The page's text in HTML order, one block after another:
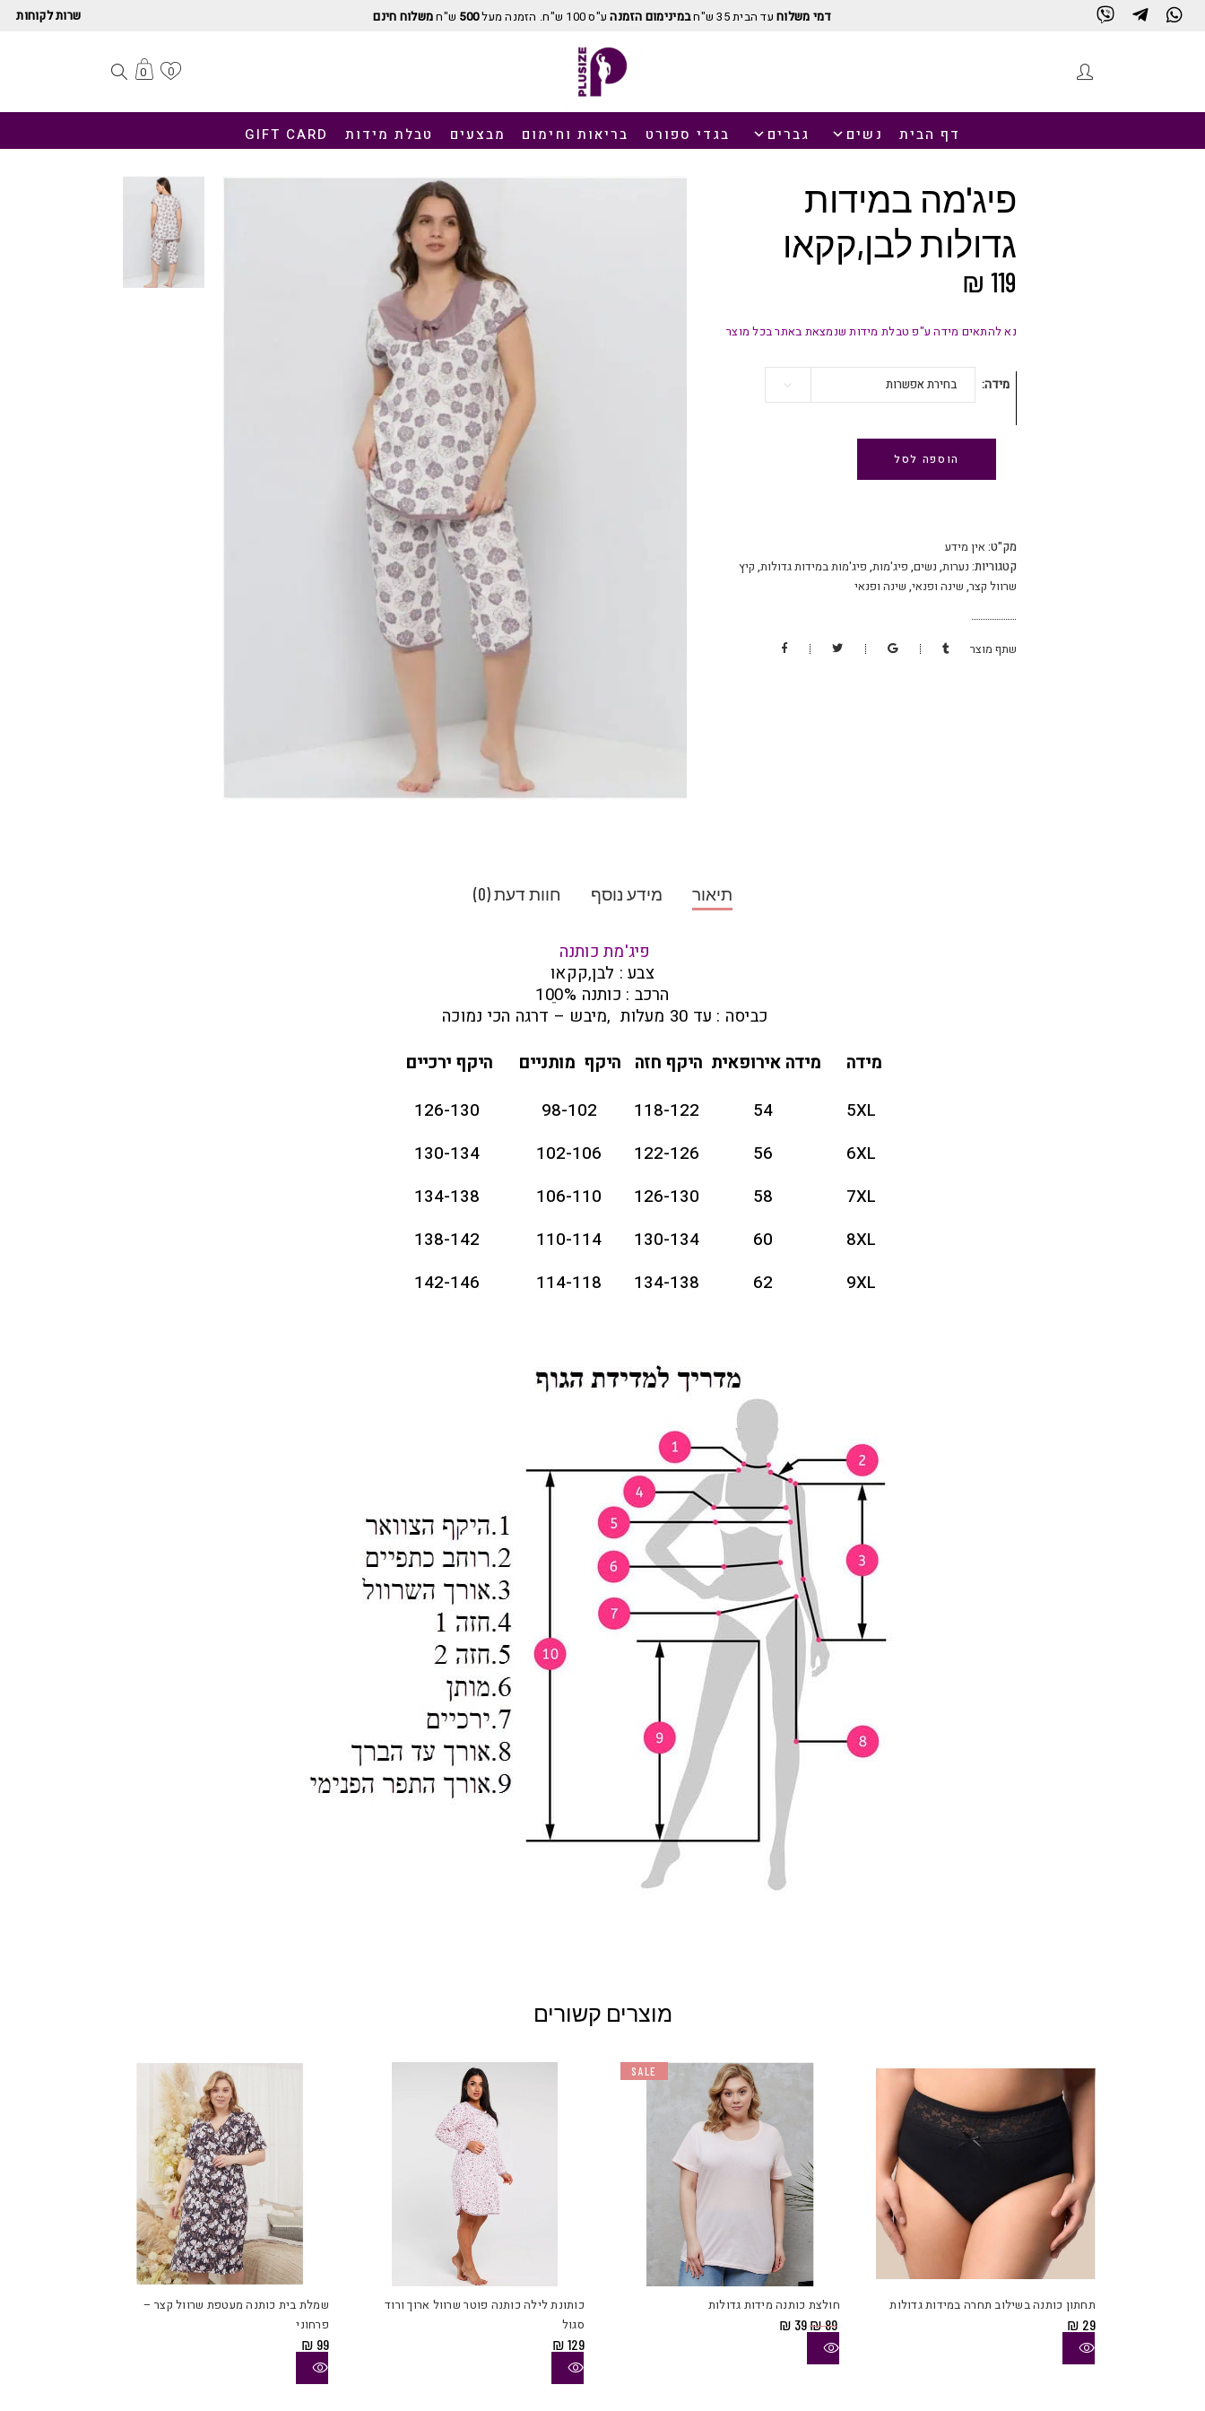
שרות לקוחות דמי משלוחעד הבית 35 ש"ח במינימום הזמנהע"ס 100 ש"ח. הזמנה מעל 500 ש"חמשלוח חינם
0 0
דף הבית נשים גברים בגדי ספורט בריאות וחימום מבצעים טבלת מידות GIFT CARD
חנות
פיג'מה במידות
גדולות לבן,קקאו
₪ 119
נא להתאים מידה ע"פ טבלת מידות שנמצאת באתר בכל מוצר
מידה בחירת אפשרות
הוספה לסל
מק"ט: אין מידע
קטגוריות: נערות, נשים, פיג'מות, פיג'מות במידות גדולות, קיץ
שרוול קצר, שינה ופנאי, שינה ופנאי
שתף מוצר
תיאור מידע נוסף חוות דעת (0)
פיג'מת כותנה
צבע : לבן,קקאו
הרכב : כותנה 100ֵ%
כביסה : עד 30 מעלות ,מיבש – דרגה הכי נמוכה
מידה
מידה אירופאית היקף חזה היקף מותניים
היקף ירכיים
5XL
54
118-122
98-102
126-130
6XL
56
122-126
102-106
130-134
7XL
58
126-130
106-110
134-138
8XL
60
130-134
110-114
138-142
9XL
62
134-138
114-118
142-146
מוצרים קשורים
שמלת בית כותנה מעטפת שרוול קצר –
פרחוני
₪ 99
למוצר
מספר
סוגים.
ניתן
לבחור
כותונת לילה כותנה פוטר שרוול ארוך ורוד
סגול
₪ 129
SALE
מספר
סוגים.
ניתן
לבחור
חולצת כותנה מידות גדולות
₪89
המחיר
המקורי
₪ 89.
₪ 39
מספר
סוגים.
ניתן
תחתון כותנה בשילוב תחרה במידות גדולות
₪ 29